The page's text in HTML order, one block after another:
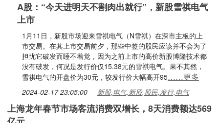
A股：“今天进明天不割肉出就行”，新股雪祺电气
上市
1月11日，新股市场迎来雪祺电气（N雪祺）在深市主板的上
市交易。在其上市交易前夕，那些中签的股民应该并不会为了
担忧它破发而睡不着觉，因为之前上市的高价新股博隆技术都
没有破发，何况是发行价仅15.38元的雪祺电气。果不其然，
雪祺电气的开盘价为30元，较发行价大幅高开95……更多
2024-02-17 23:05:00 新股,电气,新股,股民,发行,电气
上海龙年春节市场客流消费双增长，8天消费额达569